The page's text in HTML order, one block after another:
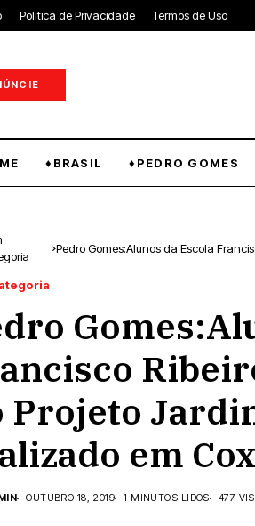
Política de Privacidade Termos de Uso
♦BRASIL ♦PEDRO GOMES
Pedro Gomes:Alunos da Escola
Projeto
em
OUTUBRO 18, 2019 1 MINUTOS LIDOS 477